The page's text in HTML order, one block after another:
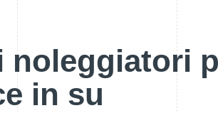
noleggiatori
in su